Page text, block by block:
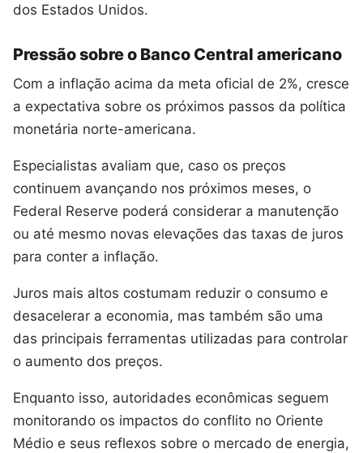
dos Estados Unidos.
Pressão sobre o Banco Central americano
Com a inflação acima da meta oficial de 2%, cresce
a expectativa sobre os próximos passos da política
monetária norte-americana.
Especialistas avaliam que, caso os preços
continuem avançando nos próximos meses, o
Federal Reserve poderá considerar a manutenção
ou até mesmo novas elevações das taxas de juros
para conter a inflação.
Juros mais altos costumam reduzir o consumo e
desacelerar a economia, mas também são uma
das principais ferramentas utilizadas para controlar
o aumento dos preços.
Enquanto isso, autoridades econômicas seguem
monitorando os impactos do conflito no Oriente
Médio e seus reflexos sobre o mercado de energia,